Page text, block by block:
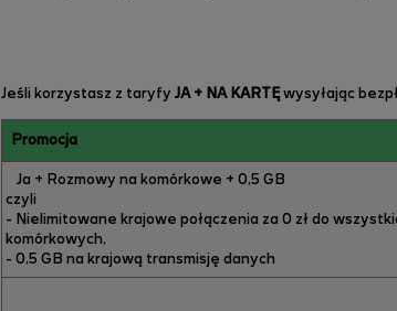
Jeśli korzystasz z taryfy JA + NA KARTĘwysyłając
Promocja
Ja + Rozmowy na komórkowe + 0,5 GB
czyli
- Nielimitowane krajowe połączenia za 0 zł do
komórkowych,
- 0,5 GB na krajową transmisję danych